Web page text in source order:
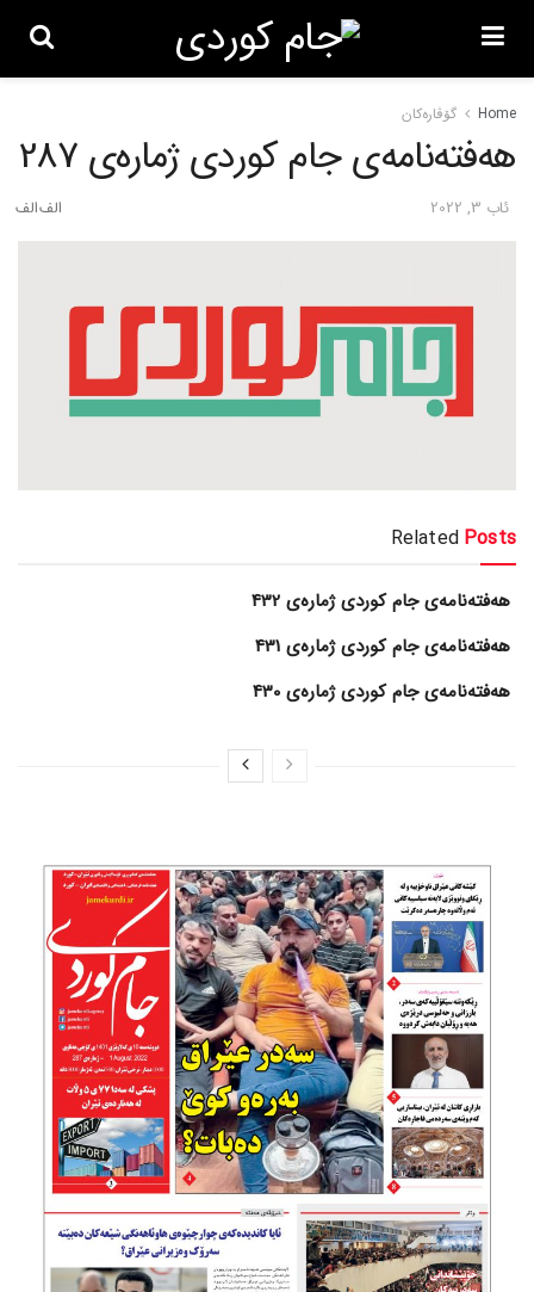
Home گۆڤاره‌کان
هەفتەنامەی جام کوردی ژمارەی 287
ئاب 3, 2022
Related Posts
هەفتەنامەی جام کوردی ژمارەی 432
هەفتەنامەی جام کوردی ژمارەی 431
هەفتەنامەی جام کوردی ژمارەی 430